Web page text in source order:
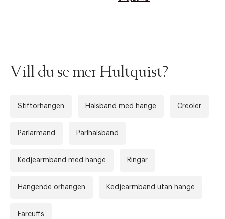
Vill du se mer Hultquist?
Stiftörhängen Halsband med hänge Creoler
Pärlarmand Pärlhalsband
Kedjearmband med hänge Ringar
Hängende örhängen Kedjearmband utan hänge
Earcuffs